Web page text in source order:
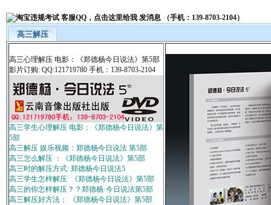
高三解压
高三心理解压 电影：《郑德杨今日说法》第5部
影片订购: QQ:121719780 手机：139-8703-2104
高三学生心理解压 电影：《郑德杨今日说法》第
5部
高三解压 娱乐视频：郑德杨今日说法 第5部
高三怎么解压 ：《郑德杨今日说法》第5部
高三时的解压方式: 郑德杨今日说法5
高三学生怎样解压: 《郑德杨今日说法》第5部
高三的你怎样解压？？郑德杨·今日说法第5部
高三解压好方法： 《郑德杨今日说法》第5部